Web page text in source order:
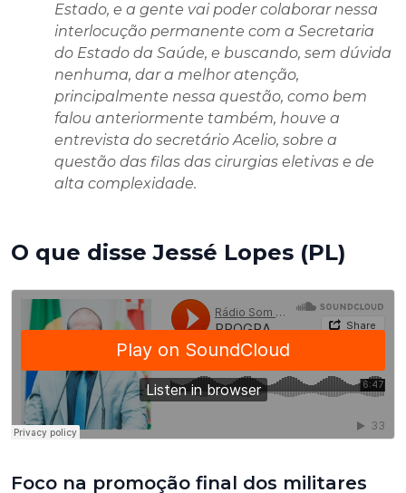
Estado, e a gente vai poder colaborar nessa
interlocução permanente com a Secretaria
do Estado da Saúde, e buscando, sem dúvida
nenhuma, dar a melhor atenção,
principalmente nessa questão, como bem
falou anteriormente também, houve a
entrevista do secretário Acelio, sobre a
questão das filas das cirurgias eletivas e de
alta complexidade.
O que disse Jessé Lopes (PL)
Foco na promoção final dos militares